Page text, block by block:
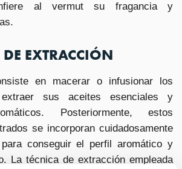
al vermut su fragancia y
EXTRACCIÓN
en macerar o infusionar los
sus aceites esenciales y
Posteriormente, estos
se incorporan cuidadosamente
conseguir el perfil aromático y
La técnica de extracción empleada